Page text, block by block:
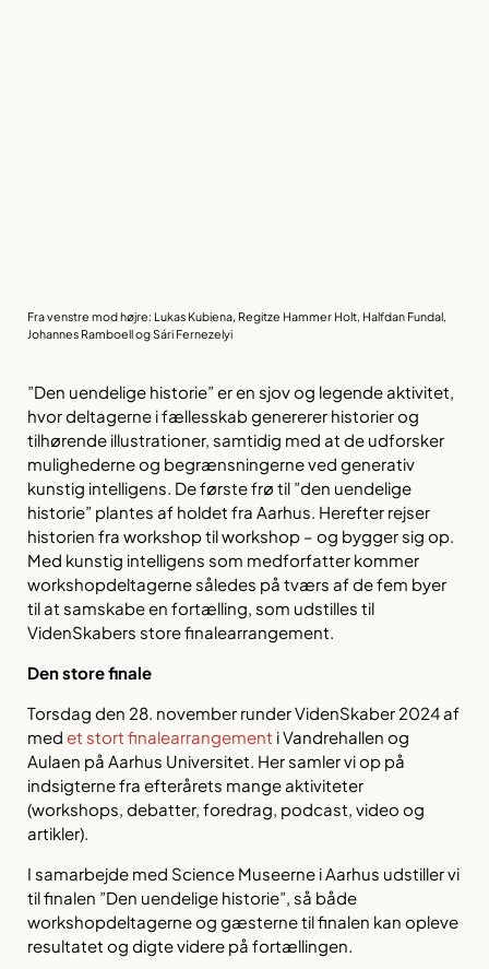
Fra venstre mod højre: Lukas Kubiena, Regitze Hammer Holt, Halfdan Fundal,
Johannes Ramboell og Sári Fernezelyi
”Den uendelige historie” er en sjov og legende aktivitet,
hvor deltagerne i fællesskab genererer historier og
tilhørende illustrationer, samtidig med at de udforsker
mulighederne og begrænsningerne ved generativ
kunstig intelligens. De første frø til ”den uendelige
historie” plantes af holdet fra Aarhus. Herefter rejser
historien fra workshop til workshop – og bygger sig op.
Med kunstig intelligens som medforfatter kommer
workshopdeltagerne således på tværs af de fem byer
til at samskabe en fortælling, som udstilles til
VidenSkabers store finalearrangement.
Den store finale
Torsdag den 28. november runder VidenSkaber 2024 af
med et stort finalearrangement i Vandrehallen og
Aulaen på Aarhus Universitet. Her samler vi op på
indsigterne fra efterårets mange aktiviteter
(workshops, debatter, foredrag, podcast, video og
artikler).
I samarbejde med Science Museerne i Aarhus udstiller vi
til finalen ”Den uendelige historie”, så både
workshopdeltagerne og gæsterne til finalen kan opleve
resultatet og digte videre på fortællingen.